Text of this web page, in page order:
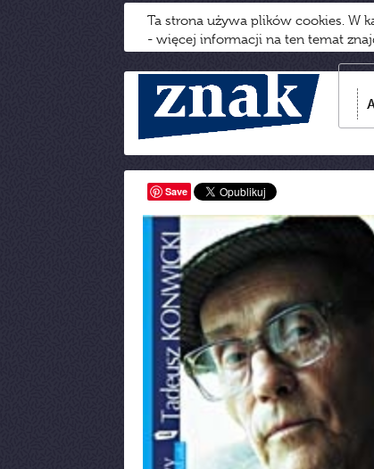
Ta strona używa plików cookies. W
- więcej informacji na ten temat
Save